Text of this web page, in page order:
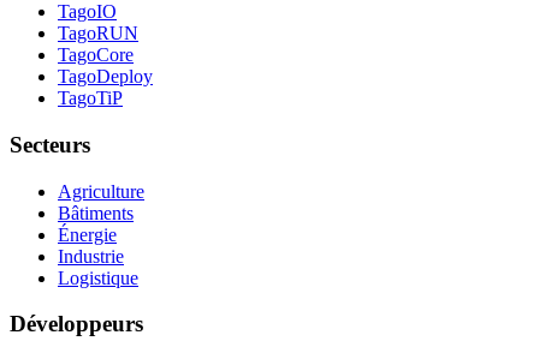
TagoIO
TagoRUN
TagoCore
TagoDeploy
TagoTiP
Secteurs
Agriculture
Bâtiments
Énergie
Industrie
Logistique
Développeurs